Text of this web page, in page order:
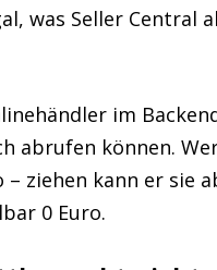
was Seller Central
im
abrufen können.
ziehen kann er sie
0 Euro.